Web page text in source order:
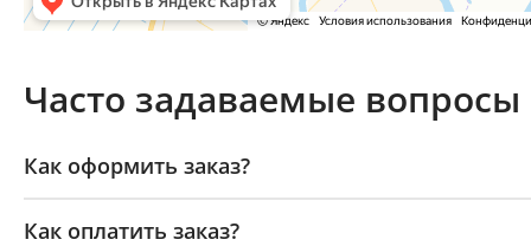
Часто задаваемые вопросы
Как оформить заказ?
Как оплатить заказ?